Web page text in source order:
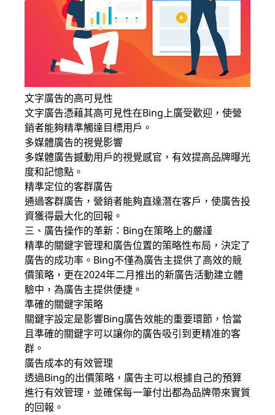
文字廣告的高可見性
文字廣告憑藉其高可見性在Bing上廣受歡迎，使營
銷者能夠精準觸達目標用戶。
多媒體廣告的視覺影響
多媒體廣告撼動用戶的視覺感官，有效提高品牌曝光
度和記憶點。
精準定位的客群廣告
通過客群廣告，營銷者能夠直達潛在客戶，使廣告投
資獲得最大化的回報。
三、廣告操作的革新：Bing在策略上的嚴謹
精準的關鍵字管理和廣告位置的策略性布局，決定了
廣告的成功率。Bing不僅為廣告主提供了高效的競
價策略，更在2024年二月推出的新廣告活動建立體
驗中，為廣告主提供便捷。
準確的關鍵字策略
關鍵字設定是影響Bing廣告效能的重要環節，恰當
且準確的關鍵字可以讓你的廣告吸引到更精准的客
群。
廣告成本的有效管理
透過Bing的出價策略，廣告主可以根據自己的預算
進行有效管理，並確保每一筆付出都為品牌帶來實質
的回報。